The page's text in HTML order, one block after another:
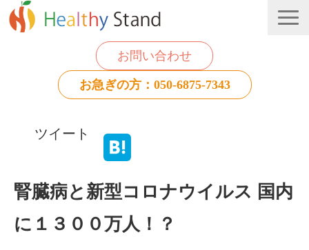
お問い合わせ
お急ぎの方：050-6875-7343
個人のお客様
ツイート
腎臓病と新型コロナウイルス 国内
に１３００万人！？